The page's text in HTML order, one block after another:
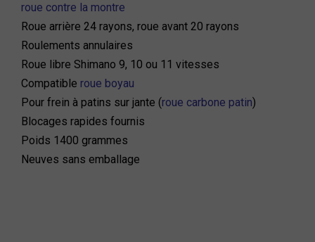
roue contre la montre
Roue arrière 24 rayons, roue avant 20 rayons
Roulements annulaires
Roue libre Shimano 9, 10 ou 11 vitesses
Compatible roue boyau
Pour frein à patins sur jante (roue carbone patin)
Blocages rapides fournis
Poids 1400 grammes
Neuves sans emballage